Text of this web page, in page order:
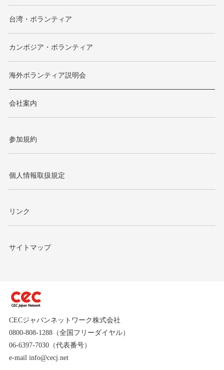
台湾・ボランティア
カンボジア・ボランティア
海外ボランティア説明会
会社案内
参加規約
個人情報取扱規定
リンク
サイトマップ
CECジャパンネットワーク株式会社
0800-808-1288（全国フリーダイヤル）
06-6397-7030（代表番号）
e-mail info@cecj.net